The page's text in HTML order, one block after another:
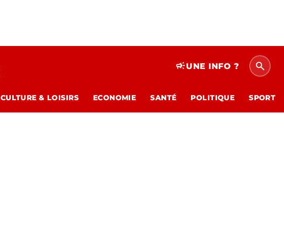
campaignUNE INFO ? search
CULTURE & LOISIRS ECONOMIE SANTÉ POLITIQUE SPORT